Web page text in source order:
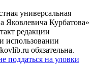
универсальная
Яковлевича Курбатова»
редакции
использовании
обязательна.
поддаться на уловки